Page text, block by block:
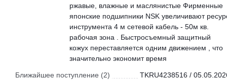
ржавые, влажные и маслянистые Фирменные
японские подшипники NSK увеличивают
инструмента 4 м сетевой кабель - 50м кв.
рабочая зона . Быстросъемный защитный
кожух переставляется одним движением , что
значительно экономит время
Ближайшее поступление (2)
TKRU4238516 /